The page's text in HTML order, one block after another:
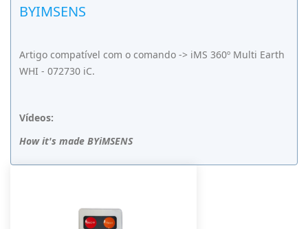
BYIMSENS
Artigo compatível com o comando -> iMS 360º Multi Earth
WHI - 072730 iC.
Vídeos:
How it's made BYiMSENS